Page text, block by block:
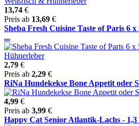
13,74 €
Preis ab 13,69 €
Sheba Fresh Cuisine Taste of Paris 6
...
2,79 €
Preis ab 2,29 €
RiNa Hundekekse Bone Appetit oder
4,99 €
Preis ab 3,99 €
Happy Cat Senior Atlantik-Lachs - 1,3